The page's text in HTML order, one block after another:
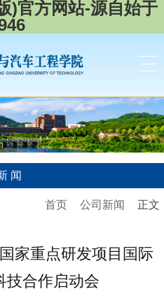
)官方网站-源自始于
闻
首页 公司新闻 正文
家重点研发项目国际
技合作启动会